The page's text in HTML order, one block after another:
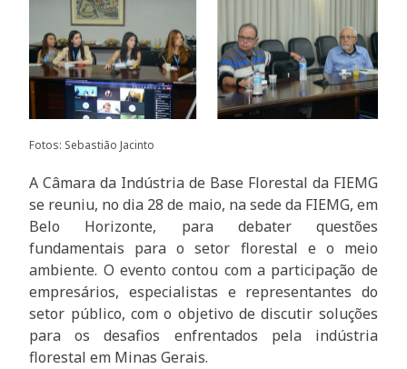
Fotos: Sebastião Jacinto
A Câmara da Indústria de Base Florestal da FIEMG
se reuniu, no dia 28 de maio, na sede da FIEMG, em
Belo Horizonte, para debater questões
fundamentais para o setor florestal e o meio
ambiente. O evento contou com a participação de
empresários, especialistas e representantes do
setor público, com o objetivo de discutir soluções
para os desafios enfrentados pela indústria
florestal em Minas Gerais.